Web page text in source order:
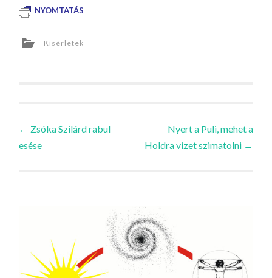
NYOMTATÁS
Kísérletek
Bejegyzések
← Zsóka Szilárd rabul
esése
Nyert a Puli, mehet a
Holdra vizet szimatolni →